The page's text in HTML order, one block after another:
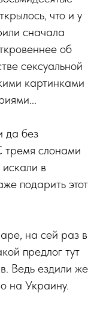
что и у
сначала
об
сексуальной
картинками
да без
тремя слонами
в
подарить этот
на сей раз в
предлог тут
Ведь ездили же
на Украину.